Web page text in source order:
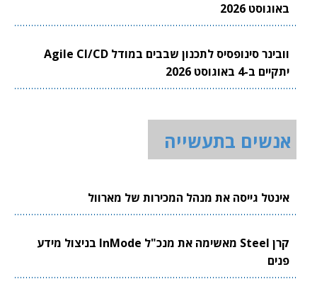
באוגוסט 2026
וובינר סינופסיס לתכנון שבבים במודל Agile CI/CD
יתקיים ב-4 באוגוסט 2026
אנשים בתעשייה
אינטל גייסה את מנהל המכירות של מארוול
קרן Steel מאשימה את מנכ"ל InMode בניצול מידע
פנים